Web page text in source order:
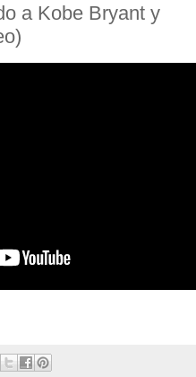
a Kobe Bryant y